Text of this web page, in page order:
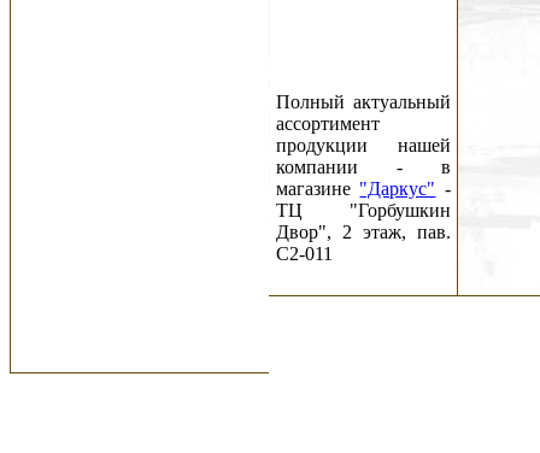
Полный актуальный
ассортимент
продукции нашей
компании - в
магазине "Даркус" -
ТЦ "Горбушкин
Двор", 2 этаж, пав.
C2-011